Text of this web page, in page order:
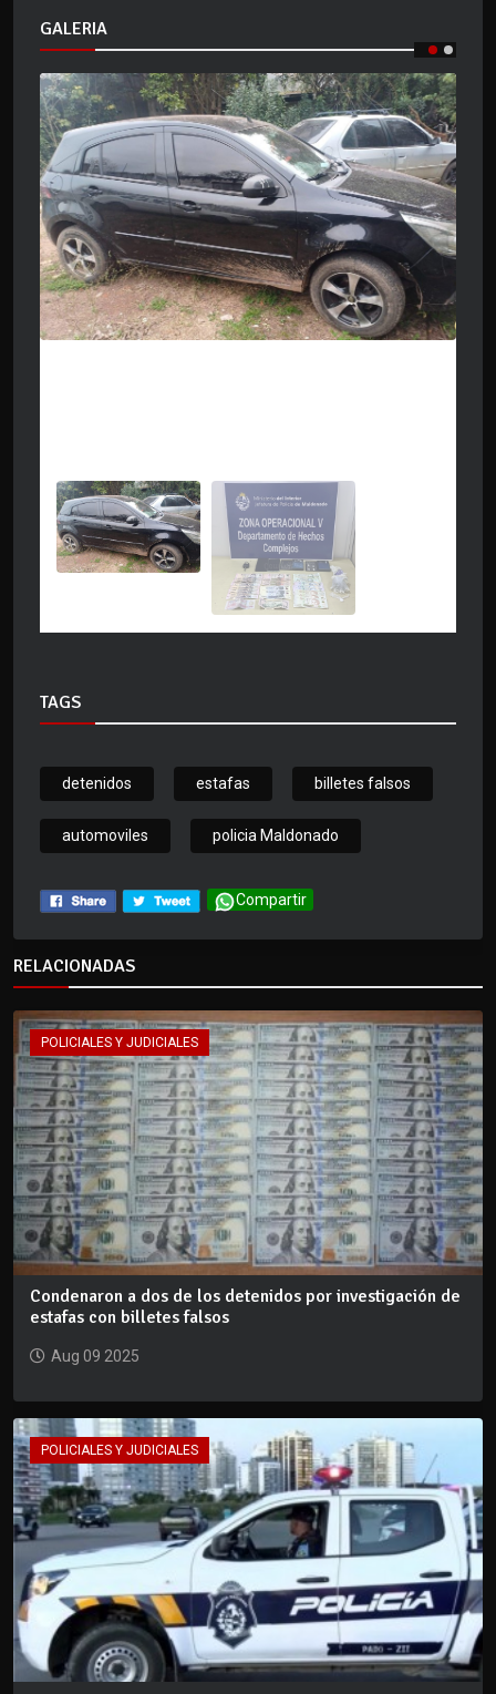
GALERIA
TAGS
detenidos estafas billetes falsos
automoviles policia Maldonado
Compartir
RELACIONADAS
POLICIALES Y JUDICIALES
Condenaron a dos de los detenidos por investigación de
estafas con billetes falsos
Aug 09 2025
POLICIALES Y JUDICIALES